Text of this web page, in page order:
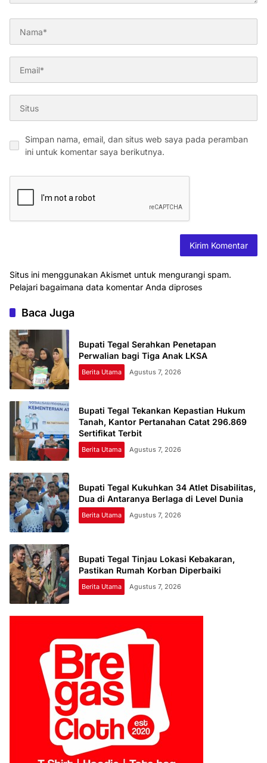
Simpan nama, email, dan situs web saya pada peramban
ini untuk komentar saya berikutnya.
Situs ini menggunakan Akismet untuk mengurangi spam.
Pelajari bagaimana data komentar Anda diproses
Baca Juga
Bupati Tegal Serahkan Penetapan
Perwalian bagi Tiga Anak LKSA
Berita Utama Agustus 7, 2026
Bupati Tegal Tekankan Kepastian Hukum
Tanah, Kantor Pertanahan Catat 296.869
Sertifikat Terbit
Berita Utama Agustus 7, 2026
Bupati Tegal Kukuhkan 34 Atlet Disabilitas,
Dua di Antaranya Berlaga di Level Dunia
Berita Utama Agustus 7, 2026
Bupati Tegal Tinjau Lokasi Kebakaran,
Pastikan Rumah Korban Diperbaiki
Berita Utama Agustus 7, 2026